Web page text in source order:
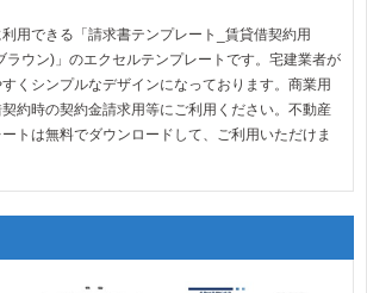
用できる「請求書テンプレート_賃貸借契約用
ラウン)」のエクセルテンプレートです。宅建業者が
くシンプルなデザインになっております。商業用
約時の契約金請求用等にご利用ください。不動産
トは無料でダウンロードして、ご利用いただけま